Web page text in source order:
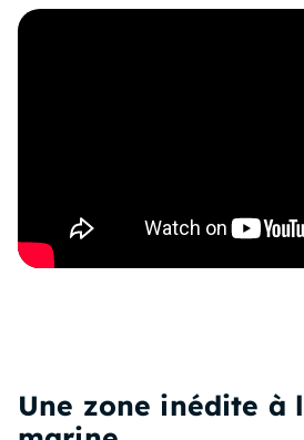
Une zone inédite à